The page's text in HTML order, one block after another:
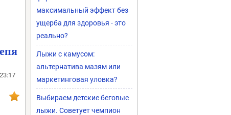
максимальный эффект без
ущерба для здоровья - это
реально?
Лыжи с камусом:
альтернатива мазям или
маркетинговая уловка?
Выбираем детские беговые
лыжи. Советует чемпион